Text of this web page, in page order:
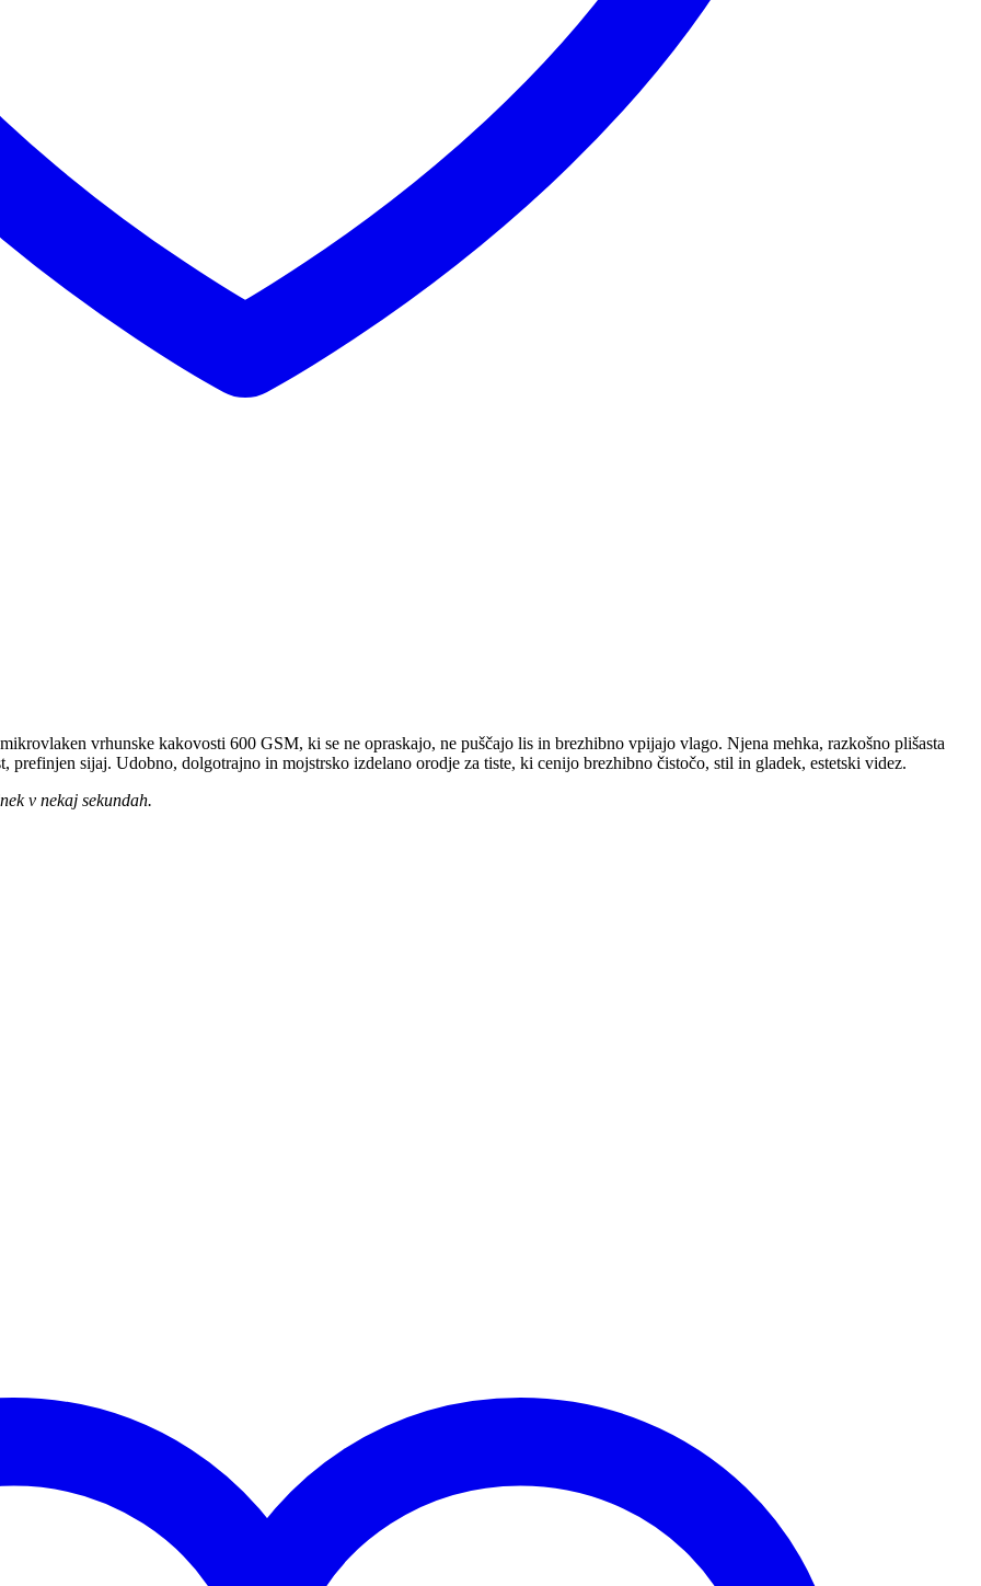
vrhunske kakovosti 600 GSM, ki se ne opraskajo, ne puščajo lis in brezhibno vpijajo vlago. Njena mehka, razkošno plišasta
prefinjen sijaj. Udobno, dolgotrajno in mojstrsko izdelano orodje za tiste, ki cenijo brezhibno čistočo, stil in gladek, estetski videz.
v nekaj sekundah.